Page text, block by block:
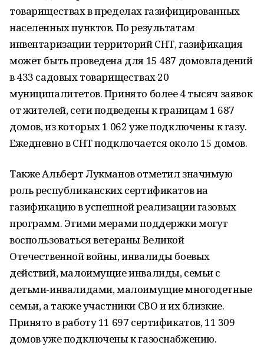
товариществах в пределах газифицированных
населенных пунктов. По результатам
инвентаризации территорий СНТ, газификация
может быть проведена для 15 487 домовладений
в 433 садовых товариществах 20
муниципалитетов. Принято более 4 тысяч заявок
от жителей, сети подведены к границам 1 687
домов, из которых 1 062 уже подключены к газу.
Ежедневно в СНТ подключается около 15 домов.
Также Альберт Лукманов отметил значимую
роль республиканских сертификатов на
газификацию в успешной реализации газовых
программ. Этими мерами поддержки могут
воспользоваться ветераны Великой
Отечественной войны, инвалиды боевых
действий, малоимущие инвалиды, семьи с
детьми-инвалидами, малоимущие многодетные
семьи, а также участники СВО и их близкие.
Принято в работу 11 697 сертификатов, 11 309
домов уже подключены к газоснабжению.